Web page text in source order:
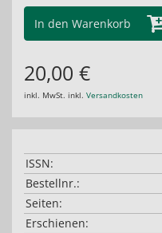
In den Warenkorb
20,00 €
inkl. MwSt. inkl. Versandkosten
ISSN:
Bestellnr.:
Seiten:
Erschienen: